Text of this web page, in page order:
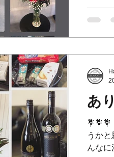
あ
💐💐💐
うか
んな